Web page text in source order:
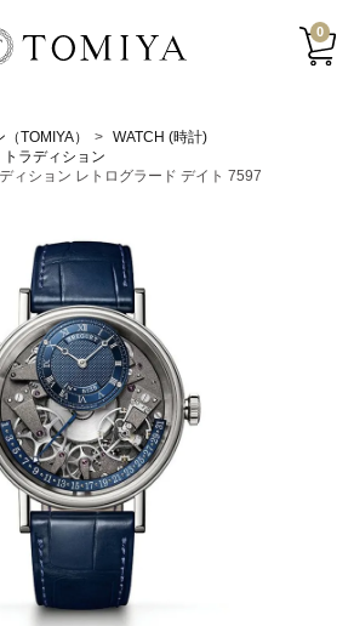
0
TOMIYA）
WATCH (時計)
トラディション
ィション レトログラード デイト 7597